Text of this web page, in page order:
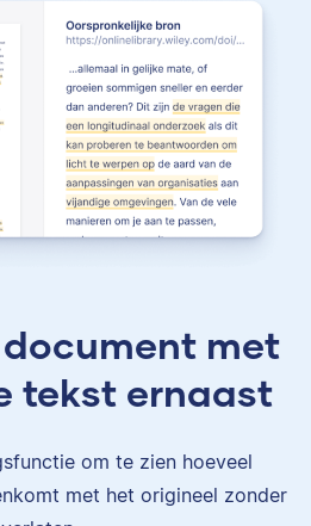
met
tekst ernaast
om te zien hoeveel
met het origineel zonder